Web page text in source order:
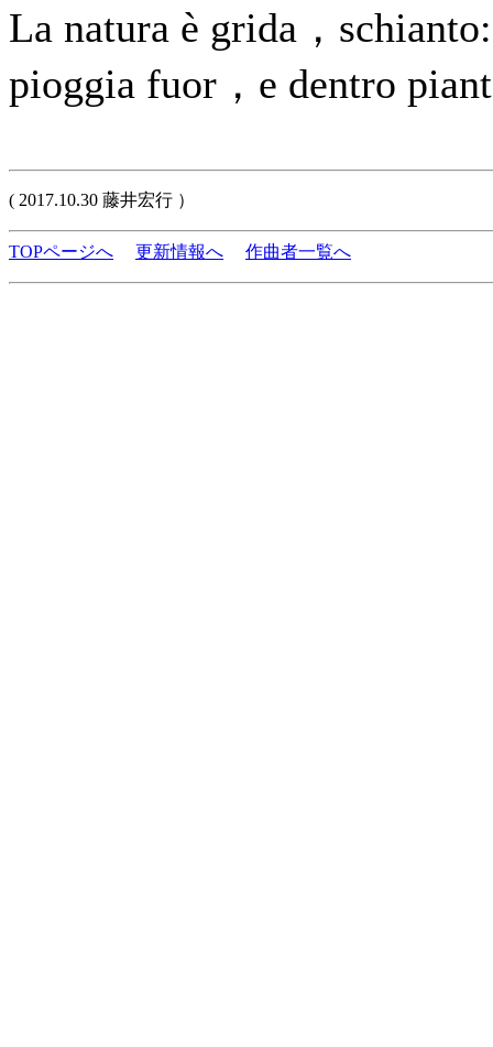
La natura è grida，schianto:
pioggia fuor，e dentro
( 2017.10.30 藤井宏行 ）
TOPページへ 更新情報へ 作曲者一覧へ